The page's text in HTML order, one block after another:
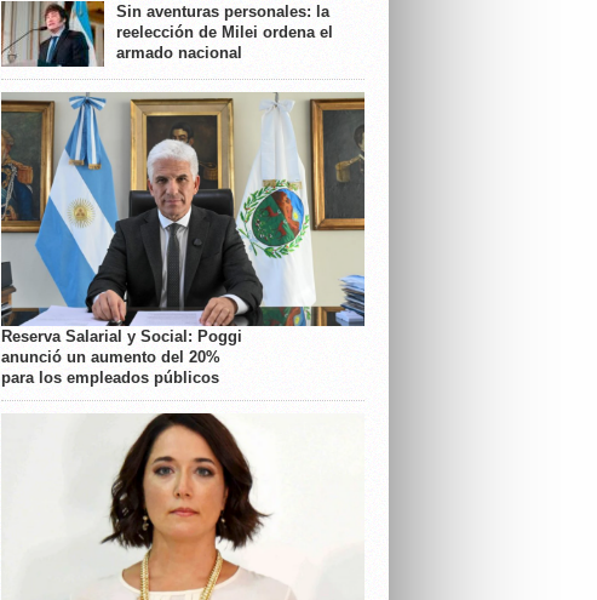
Sin aventuras personales: la
reelección de Milei ordena el
armado nacional
Reserva Salarial y Social: Poggi
anunció un aumento del 20%
para los empleados públicos